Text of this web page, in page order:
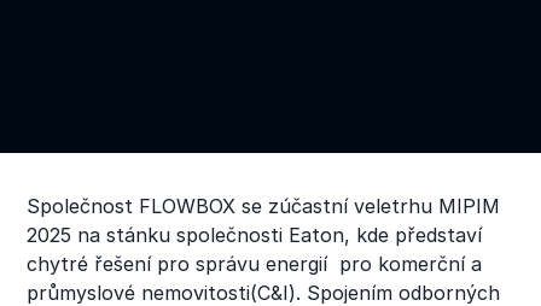
Společnost FLOWBOX se zúčastní veletrhu MIPIM
2025 na stánku společnosti Eaton, kde představí
chytré řešení pro správu energií pro komerční a
průmyslové nemovitosti(C&I). Spojením odborných